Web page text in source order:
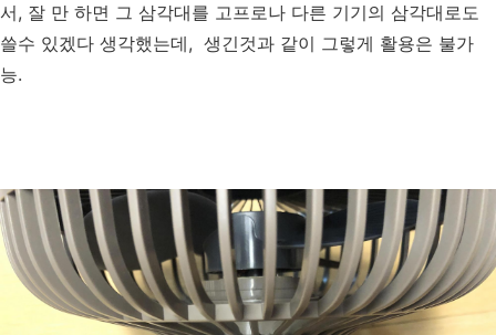
서, 잘 만 하면 그 삼각대를 고프로나 다른 기기의 삼각대로도
쓸수 있겠다 생각했는데, 생긴것과 같이 그렇게 활용은 불가
능.